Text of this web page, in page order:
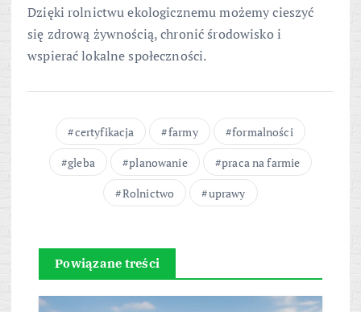
Dzięki rolnictwu ekologicznemu możemy cieszyć
się zdrową żywnością, chronić środowisko i
wspierać lokalne społeczności.
certyfikacja farmy
formalności
gleba
planowanie
praca na farmie
Rolnictwo
uprawy
Powiązane treści